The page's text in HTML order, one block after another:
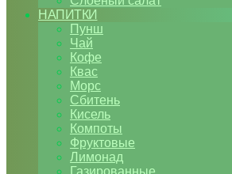
НАПИТКИ
Пунш
Чай
Кофе
Квас
Морс
Сбитень
Кисель
Компоты
Фруктовые
Лимонад
Газированные